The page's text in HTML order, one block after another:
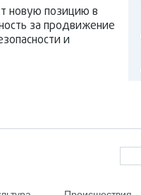
новую позицию в
за продвижение
и